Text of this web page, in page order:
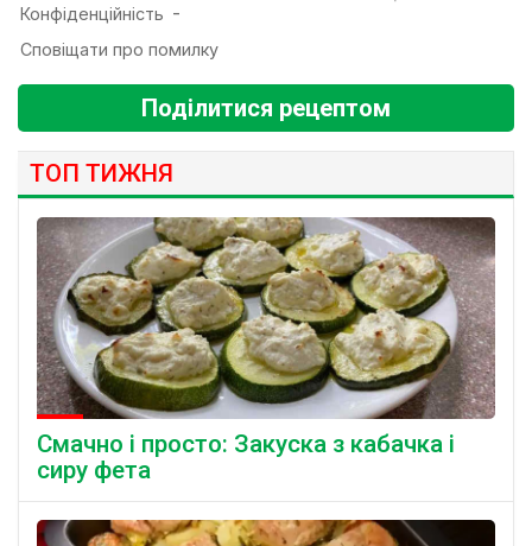
Поділитися рецептом
ТОП ТИЖНЯ
Смачно і просто: Закуска з кабачка і
сиру фета